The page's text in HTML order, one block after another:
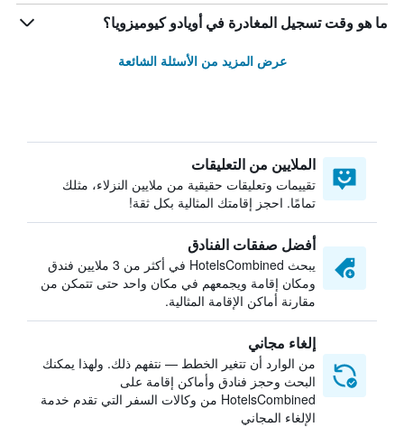
ما هو وقت تسجيل المغادرة في أويادو كيوميزويا؟
عرض المزيد من الأسئلة الشائعة
الملايين من التعليقات
تقييمات وتعليقات حقيقية من ملايين النزلاء، مثلك
تمامًا. احجز إقامتك المثالية بكل ثقة!
أفضل صفقات الفنادق
يبحث HotelsCombined في أكثر من 3 ملايين فندق
ومكان إقامة ويجمعهم في مكان واحد حتى تتمكن من
مقارنة أماكن الإقامة المثالية.
إلغاء مجاني
من الوارد أن تتغير الخطط — نتفهم ذلك. ولهذا يمكنك
البحث وحجز فنادق وأماكن إقامة على
HotelsCombined من وكالات السفر التي تقدم خدمة
الإلغاء المجاني